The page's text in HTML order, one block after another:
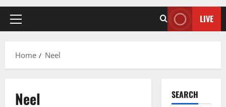
LIVE
Home Neel
Neel SEARCH